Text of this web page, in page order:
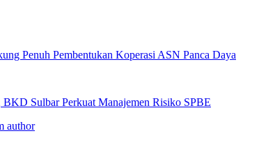
Penuh Pembentukan Koperasi ASN Panca Daya
Sulbar Perkuat Manajemen Risiko SPBE
author